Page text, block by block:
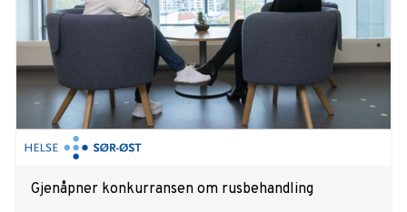
Gjenåpner konkurransen om rusbehandling